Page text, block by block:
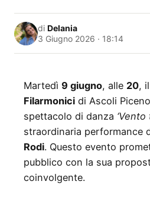
di Delania
3 Giugno 2026 · 18:14
Martedì 9 giugno, alle 20, il
Filarmonici di Ascoli
spettacolo di danza ‘Vento
straordinaria performance
Rodi. Questo evento
pubblico con la sua
coinvolgente.